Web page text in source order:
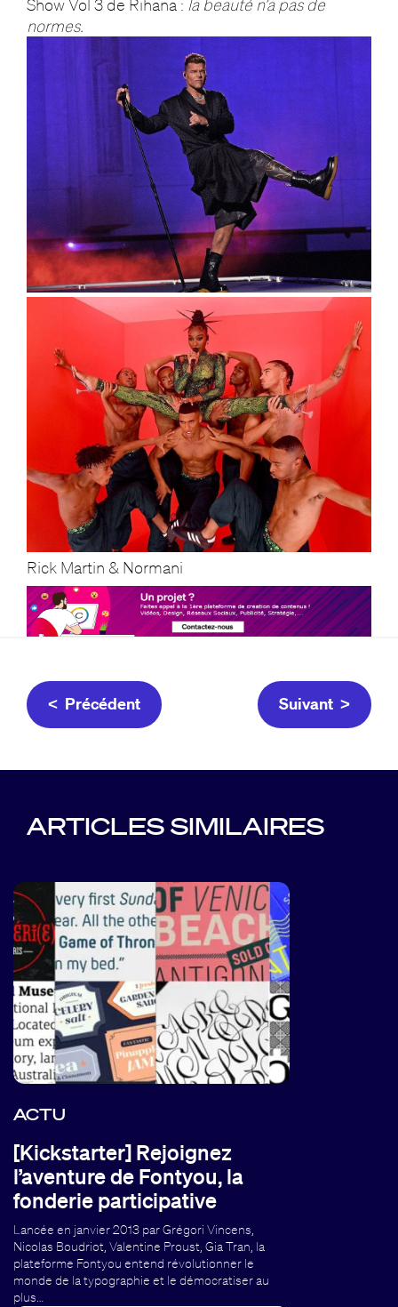
Show Vol 3 de Rihana : la beauté n’a pas de
normes.
Rick Martin & Normani
< Précédent Suivant >
ARTICLES SIMILAIRES
ACTU
[Kickstarter] Rejoignez
l’aventure de Fontyou, la
fonderie participative
Lancée en janvier 2013 par Grégori Vincens,
Nicolas Boudriot, Valentine Proust, Gia Tran, la
plateforme Fontyou entend révolutionner le
monde de la typographie et le démocratiser au
plus…